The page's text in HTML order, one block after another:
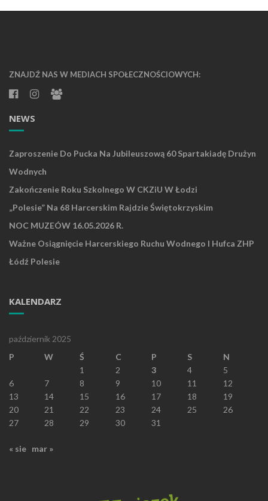
ZNAJDŹ NAS W MEDIACH SPOŁECZNOŚCIOWYCH:
NEWS
Zaproszenie Do Pucka Na Jubileuszową 60 Spartakiadę Drużyn
Wodnych
Zakończenie Roku Szkolnego W CKZiU W Łodzi
„Polesie” Na 68 Harcerskim Rajdzie Świętokrzyskim
NOC MUZEÓW 16.05.2026 R.
Ważne Osiągnięcie Harcerskiego Ruchu Wodnego I Hufca ZHP
Łódź Polesie
KALENDARZ
październik 2025
P
W Ś C P S
N
1
2 3 4
5
6
7 8 9 10 11
12
13
14 15 16 17 18
19
20
21 22 23 24 25
26
27
28 29 30 31
« sie mar »